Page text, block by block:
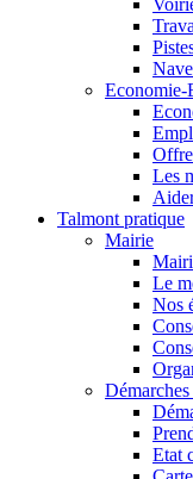
Economie-
Les
Talmont pratique
Mairie
Le
Nos
Etat